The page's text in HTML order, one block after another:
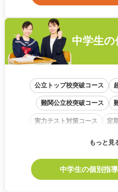
中学生の
公立トップ校突破コース
難関公立校突破コース
実力テスト対策コース 定
学校内容準拠コース 基
もっと見
中学生の個別指